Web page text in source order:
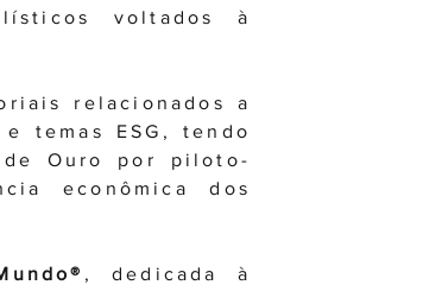
voltados à
relacionados a
temas ESG, tendo
Ouro por piloto-
econômica dos
, dedicada à